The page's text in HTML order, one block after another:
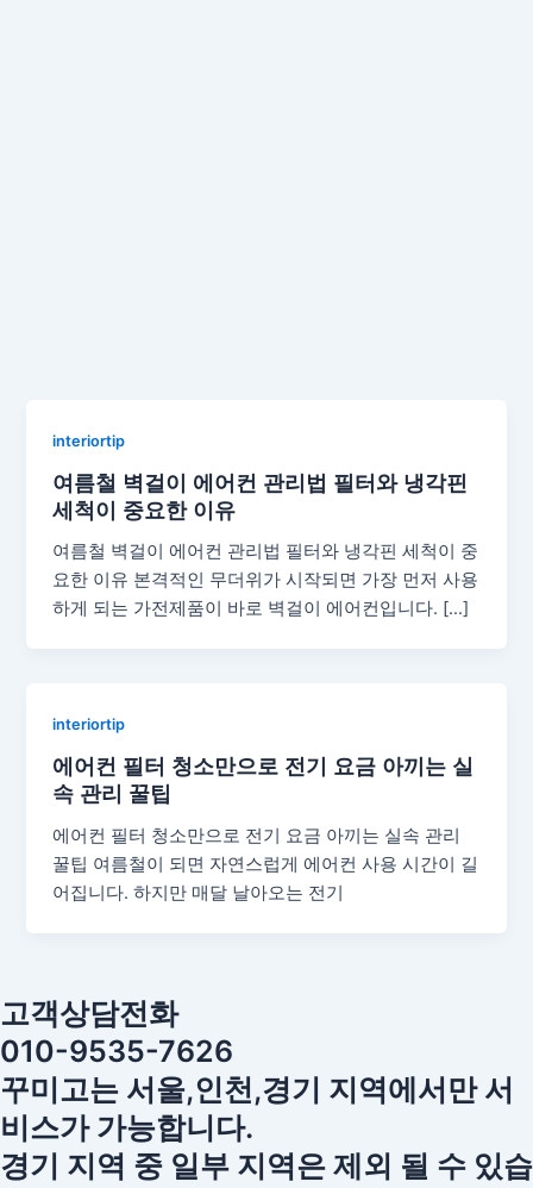
interiortip
여름철 벽걸이 에어컨 관리법 필터와 냉각핀
세척이 중요한 이유
여름철 벽걸이 에어컨 관리법 필터와 냉각핀 세척이 중
요한 이유 본격적인 무더위가 시작되면 가장 먼저 사용
하게 되는 가전제품이 바로 벽걸이 에어컨입니다. […]
interiortip
에어컨 필터 청소만으로 전기 요금 아끼는 실
속 관리 꿀팁
에어컨 필터 청소만으로 전기 요금 아끼는 실속 관리
꿀팁 여름철이 되면 자연스럽게 에어컨 사용 시간이 길
어집니다. 하지만 매달 날아오는 전기
고객상담전화
010-9535-7626
꾸미고는 서울,인천,경기 지역에서만 서
비스가 가능합니다.
경기 지역 중 일부 지역은 제외 될 수 있습